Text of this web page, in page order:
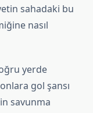
sahadaki bu
nasıl
yerde
gol şansı
savunma